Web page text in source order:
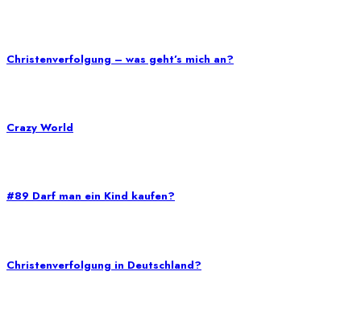
Christenverfolgung – was geht’s mich an?
Crazy World
#89 Darf man ein Kind kaufen?
Christenverfolgung in Deutschland?